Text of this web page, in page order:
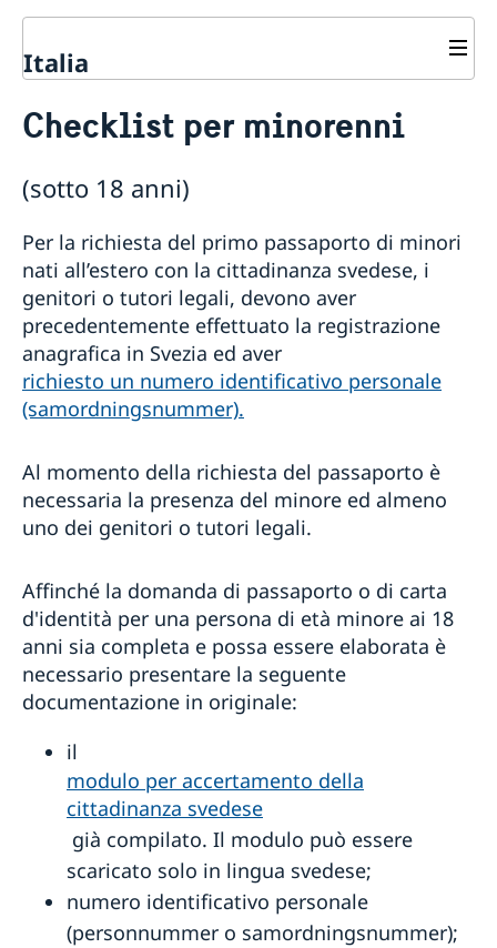
Italia
Situazione d'emergenza
Decesso in Italia
svedese a Roma
Checklist per maggiorenni
Checklist per minorenni
Richiedere un passaporto provvisorio
Richiedere un passaporto o carta d’identità presso la
Polizia in Svezia
Registrazione codice identificativo personale
“Samordningsnummer”
Cittadinanza svedese
Cittadino svedese residente in Svezia
Cittadino svedese residente in Italia
Cittadino svedese residente in un terzo paese
Certificato di esistenza in vita e Pensione
Diritti Consolari
Checklist per minorenni
(sotto 18 anni)
Per la richiesta del primo passaporto di minori
nati all’estero con la cittadinanza svedese, i
genitori o tutori legali, devono aver
precedentemente effettuato la registrazione
anagrafica in Svezia ed aver
richiesto un numero identificativo personale
(samordningsnummer).
Al momento della richiesta del passaporto è
necessaria la presenza del minore ed almeno
uno dei genitori o tutori legali.
Affinché la domanda di passaporto o di carta
d'identità per una persona di età minore ai 18
anni sia completa e possa essere elaborata è
necessario presentare la seguente
documentazione in originale:
il
modulo per accertamento della
cittadinanza svedese
già compilato. Il modulo può essere
scaricato solo in lingua svedese;
numero identificativo personale
(personnummer o samordningsnummer);